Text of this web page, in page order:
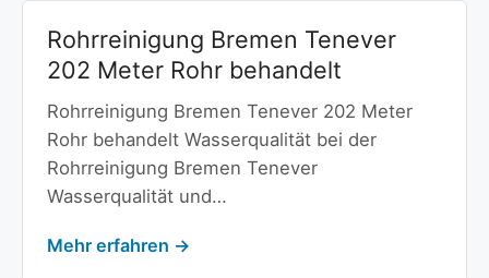
Rohrreinigung Bremen Tenever
202 Meter Rohr behandelt
Rohrreinigung Bremen Tenever 202 Meter
Rohr behandelt Wasserqualität bei der
Rohrreinigung Bremen Tenever
Wasserqualität und…
Mehr erfahren →